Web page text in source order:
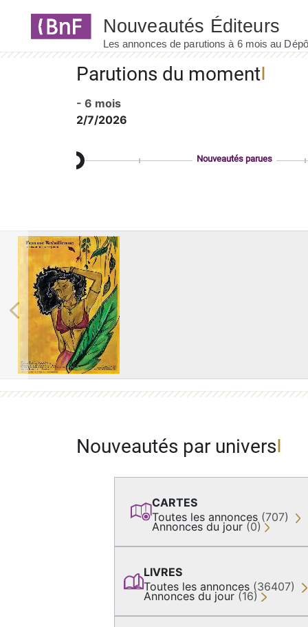
Parutions du moment
- 6 mois
2/7/2026
Nouveautés parues
Previous
Nouveautés par univers
CARTES
Toutes les annonces (707)
Annonces du jour (0)
LIVRES
Toutes les annonces (36407)
Annonces du jour (16)